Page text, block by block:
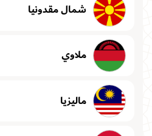
شمال مقدونيا
ملاوي
ماليزيا